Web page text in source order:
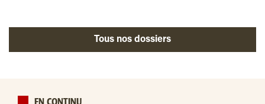
Tous nos dossiers